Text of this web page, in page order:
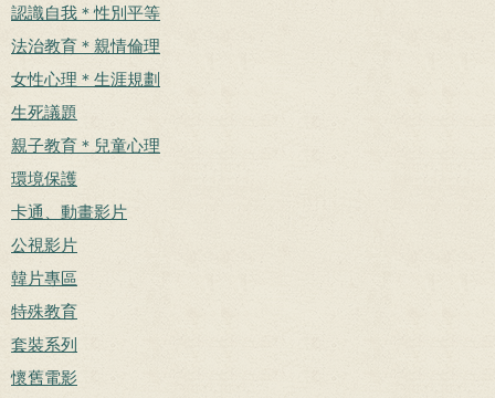
認識自我＊性別平等
法治教育＊親情倫理
女性心理＊生涯規劃
生死議題
親子教育＊兒童心理
環境保護
卡通、動畫影片
公視影片
韓片專區
特殊教育
套裝系列
懷舊電影